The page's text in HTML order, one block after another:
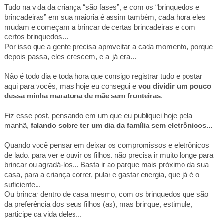
Tudo na vida da criança “são fases”, e com os “brinquedos e
brincadeiras” em sua maioria é assim também, cada hora eles
mudam e começam a brincar de certas brincadeiras e com
certos brinquedos...
Por isso que a gente precisa aproveitar a cada momento, porque
depois passa, eles crescem, e ai já era...
Não é todo dia e toda hora que consigo registrar tudo e postar
aqui para vocês, mas hoje eu consegui e vou dividir um pouco
dessa minha maratona de mãe sem fronteiras.
Fiz esse post, pensando em um que eu publiquei hoje pela
manhã, falando sobre ter um dia da família sem eletrônicos...
Quando você pensar em deixar os compromissos e eletrônicos
de lado, para ver e ouvir os filhos, não precisa ir muito longe para
brincar ou agradá-los... Basta ir ao parque mais próximo da sua
casa, para a criança correr, pular e gastar energia, que já é o
suficiente...
Ou brincar dentro de casa mesmo, com os brinquedos que são
da preferência dos seus filhos (as), mas brinque, estimule,
participe da vida deles...